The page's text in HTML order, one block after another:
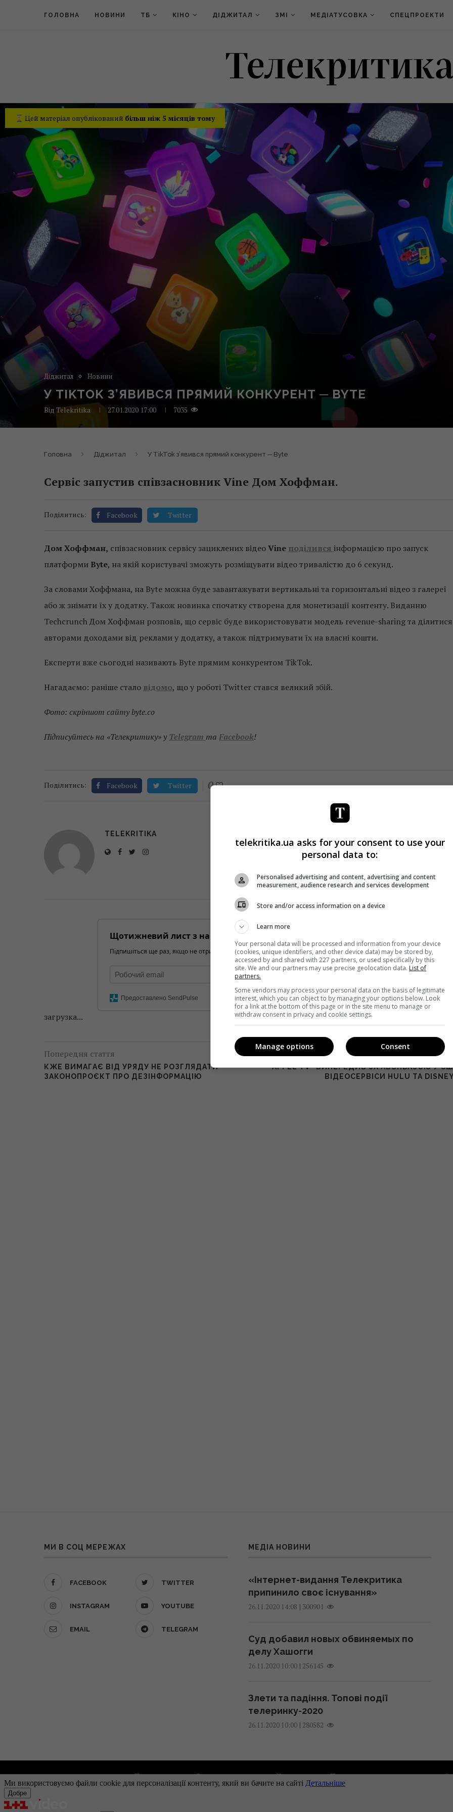
ГОЛОВНА НОВИНИ ТБ КІНО ДІДЖИТАЛ ЗМІ МЕДІАТУСОВКА СПЕЦПРОЕКТИ
Цей матеріал опублікований більш ніж 5 місяців тому
Діджитал Новини
У TIKTOK З’ЯВИВСЯ ПРЯМИЙ КОНКУРЕНТ ─ BYTE
Від Telekritika 27.01.2020 17:00 7035
Головна Діджитал У TikTok з’явився прямий конкурент ─ Byte
Сервіс запустив співзасновник Vine Дом Хоффман.
Поділитись: Facebook Twitter
Дом Хоффман, співзасновник сервісу зациклених відеоVine поділився інформацією про запуск
платформи Byte, на якій користувачі зможуть розміщувати відео тривалістю до 6 секунд.
За словами Хоффмана, на Byte можна буде завантажувати вертикальні та горизонтальні відео з галереї
або ж знімати їх у додатку. Також новинка спочатку створена для монетизації контенту. Виданню
Techcrunch Дом Хоффман розповів, що сервіс буде використовувати модель revenue-sharing та
авторами доходами від реклами у додатку, а також підтримувати їх на власні кошти.
Експерти вже сьогодні називають Byte прямим конкурентом TikTok.
Нагадаємо: раніше стало відомо, що у роботі Twitter стався великий збій.
Фото: скріншот сайту byte.co
Підписуйтесь на «Телекритику» у Telegram та Facebook!
Поділитись: Facebook Twitter 0
TELEKRITIKA
Щотижневий лист з найцікавішим. Пишемо з любов'ю
Підпишіться ще раз, якщо не отримуєте від нас листи
* Підписатись→
Предоставлено SendPulse
загрузка...
Попередня стаття
КЖЕ ВИМАГАЄ ВІД УРЯДУ НЕ РОЗГЛЯДАТИ
ЗАКОНОПРОЄКТ ПРО ДЕЗІНФОРМАЦІЮ
Наступна стаття
APPLE TV+ ВИПЕРЕДИВ ЗА АБОНБАЗОЮ У
ВІДЕОСЕРВІСИ HULU ТА
МИ В СОЦ МЕРЕЖАХ
FACEBOOK TWITTER
INSTAGRAM YOUTUBE
EMAIL TELEGRAM
МЕДІА НОВИНИ
«Інтернет-видання Телекритика
припинило своє існування»
26.11.2020 14:08 | 300901
Суд добавил новых обвиняемых по
делу Хашогги
26.11.2020 10:00| 256145
Злети та падіння. Топові події
телеринку-2020
26.11.2020 10:00| 280582
Про проект Рекламодавцям Контакти Правила використання
telekritika.ua asks for your consent to use your
personal data to:
Personalised advertising and content, advertising and content
measurement, audience research and services development
Store and/or access information on a device
Learn more
Your personal data will be processed and information from your device
(cookies, unique identifiers, and other device data) may be stored by,
accessed by and shared with 227 partners, or used specifically by this
site. We and our partners may use precise geolocation data. List of
partners.
Some vendors may process your personal data on the basis of legitimate
interest, which you can object to by managing your options below. Look
for a link at the bottom of this page or in the site menu to manage or
withdraw consent in privacy and cookie settings.
Consent
Manage options